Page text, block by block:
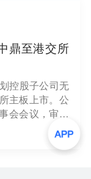
鼎至港交所
控股子公司无
主板上市。公
会会议，审议
期筹备工作。
化智慧物流系
和持续盈利能